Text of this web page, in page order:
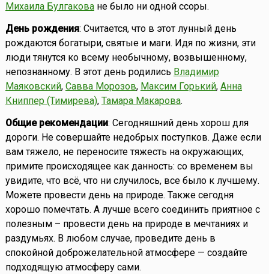
Михаила Булгаковане было ни одной ссоры.
День рождения: Считается, что в этот лунный день
рождаются богатыри, святые и маги. Идя по жизни, эти
люди тянутся ко всему необычному, возвышенному,
непознанному. В этот день родились Владимир
Маяковский, Савва Морозов, Максим Горький, Анна
Книппер (Тимирева), Тамара Макарова.
Общие рекомендации: Сегодняшний день хорош для
дороги. Не совершайте недобрых поступков. Даже если
вам тяжело, не переносите тяжесть на окружающих,
примите происходящее как данность: со временем вы
увидите, что всё, что ни случилось, все было к лучшему.
Можете провести день на природе. Также сегодня
хорошо помечтать. А лучше всего соединить приятное с
полезным – провести день на природе в мечтаниях и
раздумьях. В любом случае, проведите день в
спокойной доброжелательной атмосфере — создайте
подходящую атмосферу сами.